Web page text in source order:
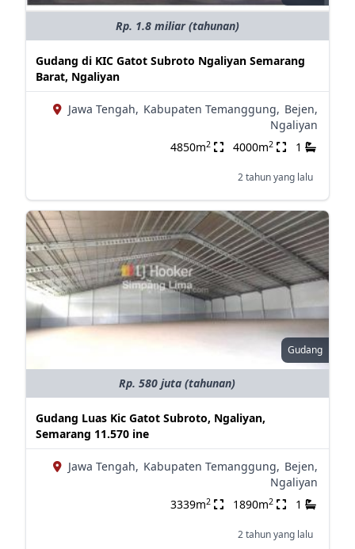
Rp. 1.8 miliar (tahunan)
Gudang di KIC Gatot Subroto Ngaliyan Semarang
Barat, Ngaliyan
Jawa Tengah, Kabupaten Temanggung, Bejen,
Ngaliyan
4850m2 4000m2 1
2 tahun yang lalu
Gudang
Rp. 580 juta (tahunan)
Gudang Luas Kic Gatot Subroto, Ngaliyan,
Semarang 11.570 ine
Jawa Tengah, Kabupaten Temanggung, Bejen,
Ngaliyan
3339m2 1890m2 1
2 tahun yang lalu